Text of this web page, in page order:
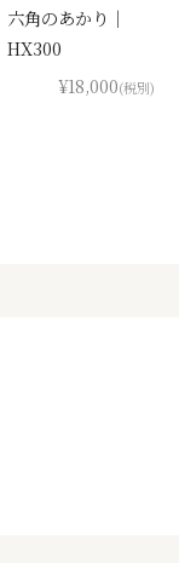
六角のあかり｜
HX300
¥18,000(税別)